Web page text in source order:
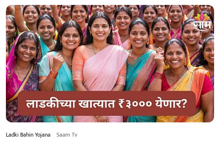
Ladki Bahin Yojana Saam Tv